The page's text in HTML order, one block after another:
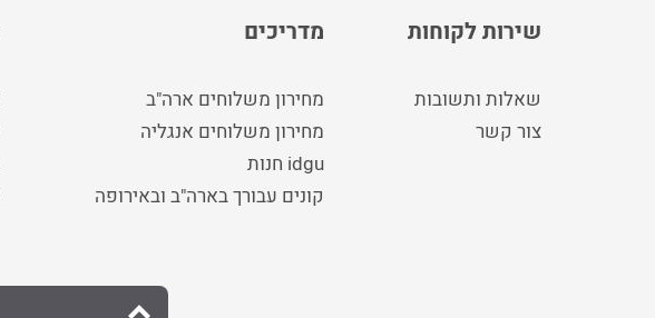
מדריכים
מחירון משלוחים ארה"ב
מחירון משלוחים אנגליה
idgu חנות
קונים עבורך בארה"ב ובאירופה
שירות לקוחות
שאלות ותשובות
צור קשר